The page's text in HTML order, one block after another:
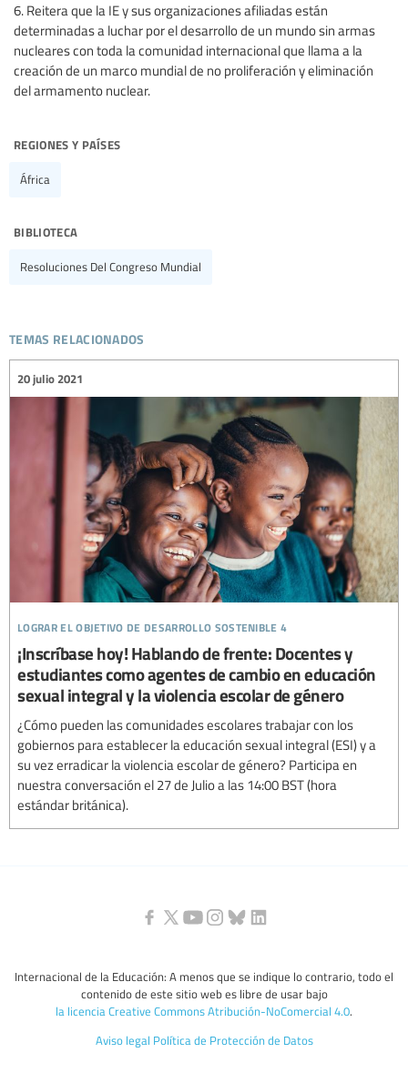
6. Reitera que la IE y sus organizaciones afiliadas están
determinadas a luchar por el desarrollo de un mundo sin armas
nucleares con toda la comunidad internacional que llama a la
creación de un marco mundial de no proliferación y eliminación
del armamento nuclear.
regiones y países
África
biblioteca
Resoluciones Del Congreso Mundial
temas relacionados
lograr el objetivo de desarrollo sostenible 4
20 julio 2021
¡Inscríbase hoy! Hablando de frente: Docentes y
estudiantes como agentes de cambio en educación
sexual integral y la violencia escolar de género
¿Cómo pueden las comunidades escolares trabajar con los
gobiernos para establecer la educación sexual integral (ESI) y a
su vez erradicar la violencia escolar de género? Participa en
nuestra conversación el 27 de Julio a las 14:00 BST (hora
estándar británica).
Internacional de la Educación: A menos que se indique lo contrario, todo el
contenido de este sitio web es libre de usar bajo
la licencia Creative Commons Atribución-NoComercial 4.0.
Aviso legal Política de Protección de Datos